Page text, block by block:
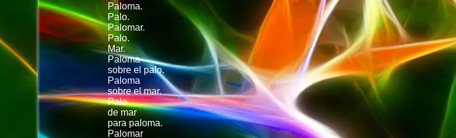
Paloma.
Palo.
Palomar.
Palo.
Mar.
Paloma
sobre el palo.
Paloma
sobre el mar.
Palo
de mar
para paloma.
Palomar